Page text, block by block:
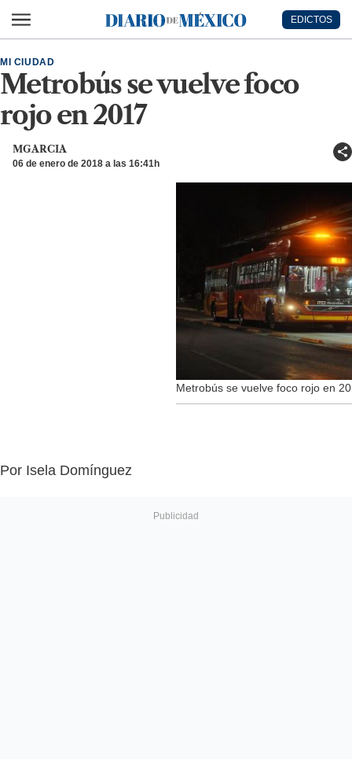
Diario de México
EDICTOS
Metrobús se vuelve foco
rojo en 2017
MI CIUDAD
MGARCIA
06 de enero de 2018 a las 16:41h
Metrobús se vuelve foco rojo en
Por Isela Domínguez